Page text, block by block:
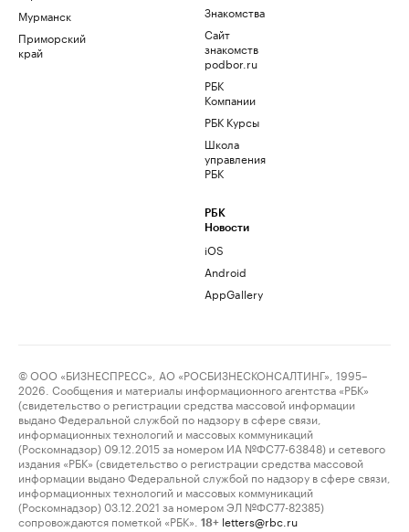
Мурманск
Приморский
край
Знакомства
Сайт
знакомств
podbor.ru
РБК
Компании
РБК Курсы
Школа
управления
РБК
РБК
Новости
iOS
Android
AppGallery
© ООО «БИЗНЕСПРЕСС», АО «РОСБИЗНЕСКОНСАЛТИНГ», 1995–
2026. Сообщения и материалы информационного агентства «РБК»
(свидетельство о регистрации средства массовой информации
выдано Федеральной службой по надзору в сфере связи,
информационных технологий и массовых коммуникаций
(Роскомнадзор) 09.12.2015 за номером ИА №ФС77-63848) и сетевого
издания «РБК» (свидетельство о регистрации средства массовой
информации выдано Федеральной службой по надзору в сфере связи,
информационных технологий и массовых коммуникаций
(Роскомнадзор) 03.12.2021 за номером ЭЛ №ФС77-82385)
сопровождаются пометкой «РБК».
18+ letters@rbc.ru